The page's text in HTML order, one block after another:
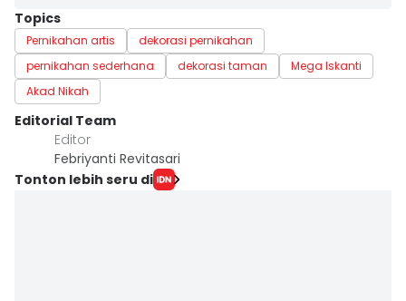
Topics
Pernikahan artis
dekorasi pernikahan
pernikahan sederhana
dekorasi taman
Mega Iskanti
Akad Nikah
Editorial Team
Editor
Febriyanti Revitasari
Tonton lebih seru di